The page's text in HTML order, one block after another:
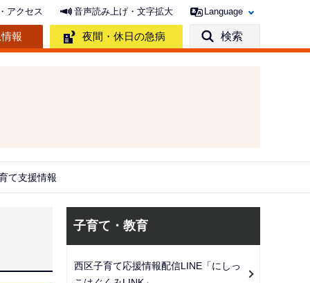
アクセス 音声読み上げ・文字拡大 Language
報 夜間・休日の急病 検索
て支援情報
ビ
子育て・教育
西区子育て応援情報配信LINE「にしっ